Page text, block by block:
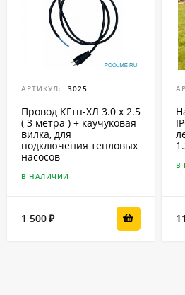
АРТИКУЛ: 3025
Провод КГтп-ХЛ 3.0 x 2.5
( 3 метра ) + каучуковая
вилка, для
подключения тепловых
насосов
В НАЛИЧИИ
1 500₽
В